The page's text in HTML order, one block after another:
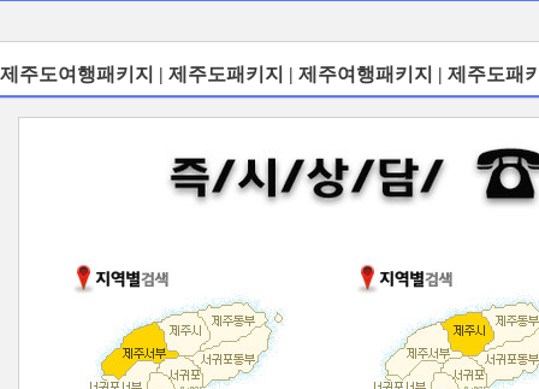
제주도여행패키지 | 제주도패키지 | 제주여행패키지 | 제주도패